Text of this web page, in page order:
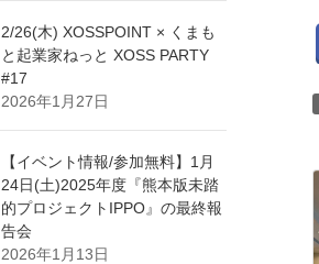
2/26(木) XOSSPOINT × くまも
と起業家ねっと XOSS PARTY
#17
2026年1月27日
【イベント情報/参加無料】1月
24日(土)2025年度『熊本版未踏
的プロジェクトIPPO』の最終報
告会
2026年1月13日